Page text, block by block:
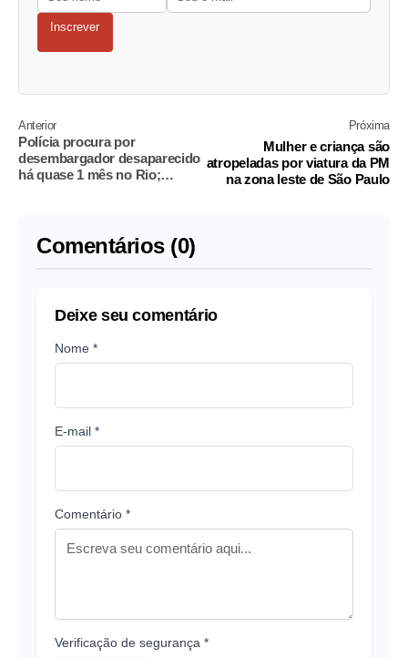
Inscrever
Anterior
Polícia procura por
desembargador desaparecido
há quase 1 mês no Rio;
Próxima
Mulher e criança são
atropeladas por viatura da PM
na zona leste de São Paulo
Comentários (0)
Deixe seu comentário
Nome *
E-mail *
Comentário *
Verificação de segurança *